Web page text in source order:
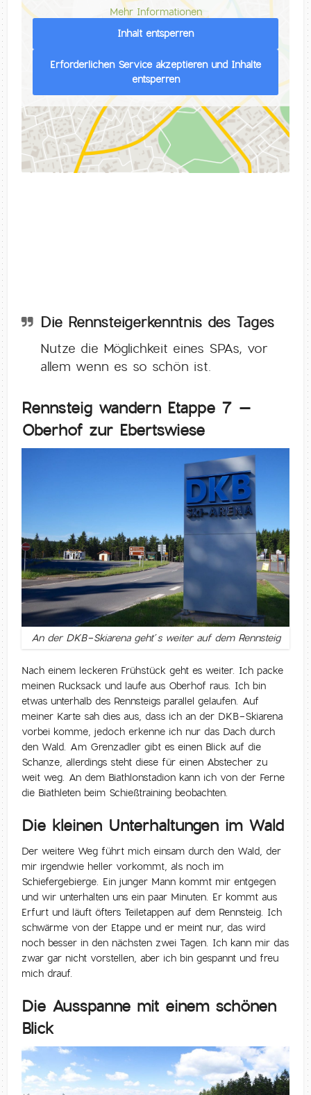
Mehr Informationen
Inhalt entsperren
Erforderlichen Service akzeptieren und Inhalte
entsperren
Die Rennsteigerkenntnis des Tages
Nutze die Möglichkeit eines SPAs, vor
allem wenn es so schön ist.
Rennsteig wandern Etappe 7 –
Oberhof zur Ebertswiese
An der DKB-Skiarena geht´s weiter auf dem Rennsteig
Nach einem leckeren Frühstück geht es weiter. Ich packe
meinen Rucksack und laufe aus Oberhof raus. Ich bin
etwas unterhalb des Rennsteigs parallel gelaufen. Auf
meiner Karte sah dies aus, dass ich an der DKB-Skiarena
vorbei komme, jedoch erkenne ich nur das Dach durch
den Wald. Am Grenzadler gibt es einen Blick auf die
Schanze, allerdings steht diese für einen Abstecher zu
weit weg. An dem Biathlonstadion kann ich von der Ferne
die Biathleten beim Schießtraining beobachten.
Die kleinen Unterhaltungen im Wald
Der weitere Weg führt mich einsam durch den Wald, der
mir irgendwie heller vorkommt, als noch im
Schiefergebierge. Ein junger Mann kommt mir entgegen
und wir unterhalten uns ein paar Minuten. Er kommt aus
Erfurt und läuft öfters Teiletappen auf dem Rennsteig. Ich
schwärme von der Etappe und er meint nur, das wird
noch besser in den nächsten zwei Tagen. Ich kann mir das
zwar gar nicht vorstellen, aber ich bin gespannt und freu
mich drauf.
Die Ausspanne mit einem schönen
Blick